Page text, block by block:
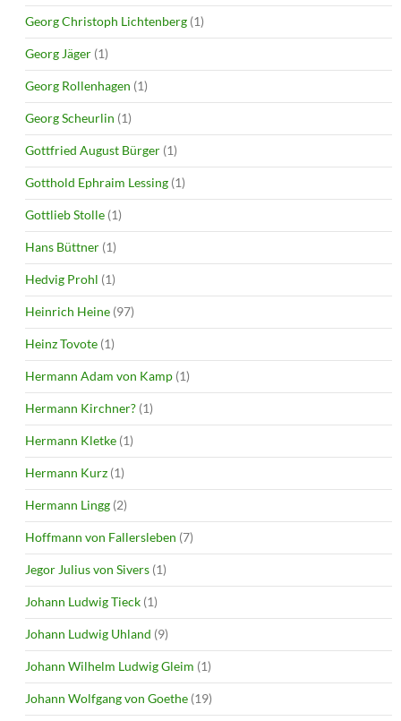
Georg Christoph Lichtenberg (1)
Georg Jäger (1)
Georg Rollenhagen (1)
Georg Scheurlin (1)
Gottfried August Bürger (1)
Gotthold Ephraim Lessing (1)
Gottlieb Stolle (1)
Hans Büttner (1)
Hedvig Prohl (1)
Heinrich Heine (97)
Heinz Tovote (1)
Hermann Adam von Kamp (1)
Hermann Kirchner? (1)
Hermann Kletke (1)
Hermann Kurz (1)
Hermann Lingg (2)
Hoffmann von Fallersleben (7)
Jegor Julius von Sivers (1)
Johann Ludwig Tieck (1)
Johann Ludwig Uhland (9)
Johann Wilhelm Ludwig Gleim (1)
Johann Wolfgang von Goethe (19)